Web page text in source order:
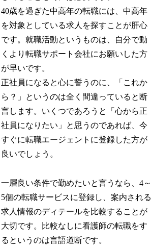
40歳を過ぎた中高年の転職には、中高年
を対象としている求人を探すことが肝心
です。就職活動というものは、自分で動
くより転職サポート会社にお願いした方
が早いです。
正社員になると心に誓うのに、「これか
ら？」というのは全く間違っていると断
言します。いくつであろうと「心から正
社員になりたい」と思うのであれば、今
すぐに転職エージェントに登録した方が
良いでしょう。
一層良い条件で勤めたいと言うなら、4～
5個の転職サービスに登録し、案内される
求人情報のディテールを比較することが
大切です。比較なしに看護師の転職をす
るというのは言語道断です。